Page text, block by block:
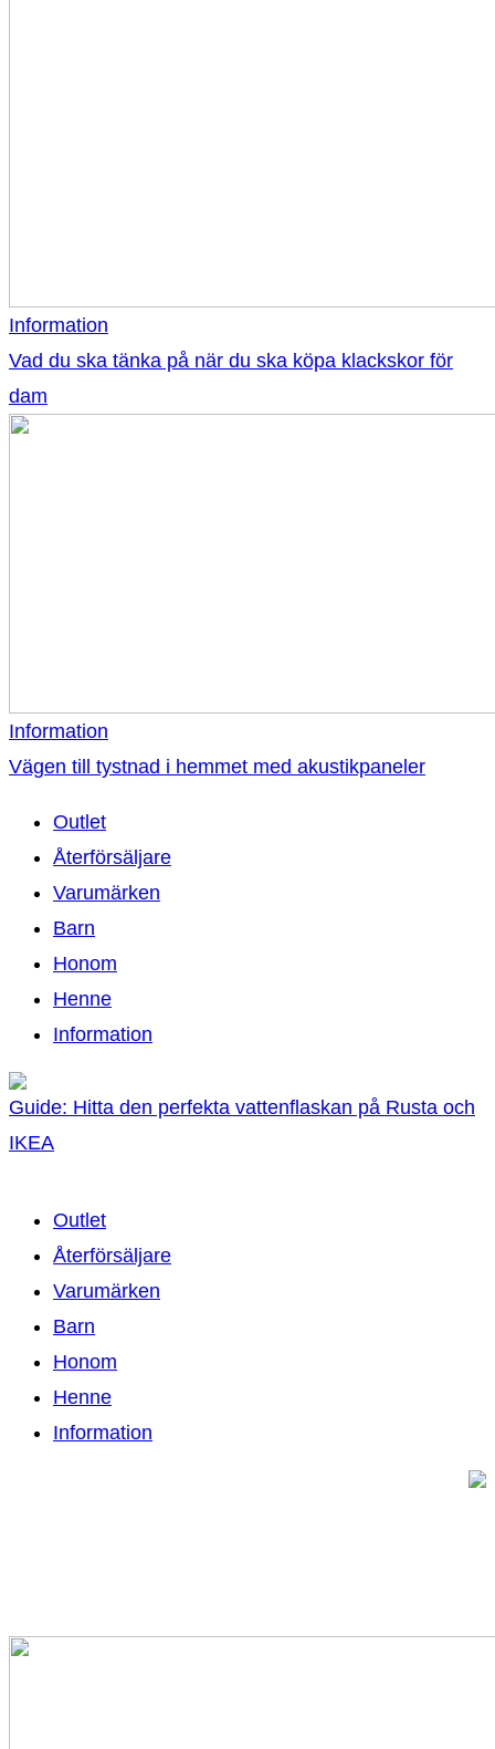
Information
Vad du ska tänka på när du ska köpa klackskor för
dam
Information
Vägen till tystnad i hemmet med akustikpaneler
Outlet
Återförsäljare
Varumärken
Barn
Honom
Henne
Information
Guide: Hitta den perfekta vattenflaskan på Rusta och
IKEA
Outlet
Återförsäljare
Varumärken
Barn
Honom
Henne
Information